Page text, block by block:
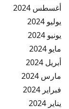
أغسطس 2024
يوليو 2024
يونيو 2024
مايو 2024
أبريل 2024
مارس 2024
فبراير 2024
يناير 2024